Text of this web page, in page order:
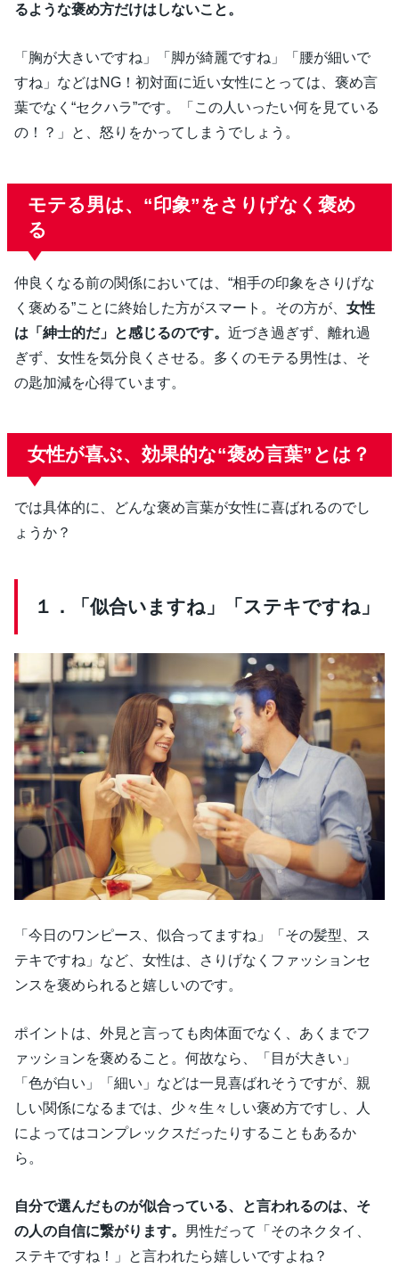
るような褒め方だけはしないこと。
「胸が大きいですね」「脚が綺麗ですね」「腰が細いで
すね」などはNG！初対面に近い女性にとっては、褒め言
葉でなく“セクハラ”です。「この人いったい何を見ている
の！？」と、怒りをかってしまうでしょう。
モテる男は、“印象”をさりげなく褒め
る
仲良くなる前の関係においては、“相手の印象をさりげな
く褒める”ことに終始した方がスマート。その方が、女性
は「紳士的だ」と感じるのです。近づき過ぎず、離れ過
ぎず、女性を気分良くさせる。多くのモテる男性は、そ
の匙加減を心得ています。
女性が喜ぶ、効果的な“褒め言葉”とは？
では具体的に、どんな褒め言葉が女性に喜ばれるのでし
ょうか？
１．「似合いますね」「ステキですね」
「今日のワンピース、似合ってますね」「その髪型、ス
テキですね」など、女性は、さりげなくファッションセ
ンスを褒められると嬉しいのです。
ポイントは、外見と言っても肉体面でなく、あくまでフ
ァッションを褒めること。何故なら、「目が大きい」
「色が白い」「細い」などは一見喜ばれそうですが、親
しい関係になるまでは、少々生々しい褒め方ですし、人
によってはコンプレックスだったりすることもあるか
ら。
自分で選んだものが似合っている、と言われるのは、そ
の人の自信に繋がります。 男性だって「そのネクタイ、
ステキですね！」と言われたら嬉しいですよね？